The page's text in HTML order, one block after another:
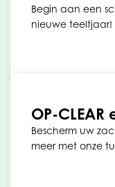
Begin aan een
nieuwe teeltjaar!
OP-CLEAR
Bescherm uw
meer met onze